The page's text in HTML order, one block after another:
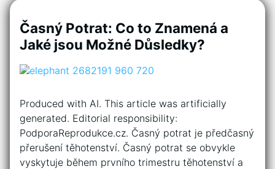
Časný Potrat: Co to Znamená a
Jaké jsou Možné Důsledky?
Produced with AI. This article was artificially
generated. Editorial responsibility:
PodporaReprodukce.cz. Časný potrat je předčasný
přerušení těhotenství. Časný potrat se obvykle
vyskytuje během prvního trimestru těhotenství a